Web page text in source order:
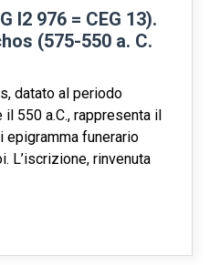
I2 976 = CEG 13).
(575-550 a. C.
datato al periodo
550 a.C., rappresenta il
epigramma funerario
L’iscrizione, rinvenuta